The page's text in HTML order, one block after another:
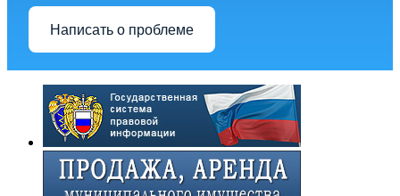
Написать о проблеме